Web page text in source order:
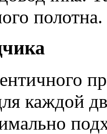
полотна.
каждой